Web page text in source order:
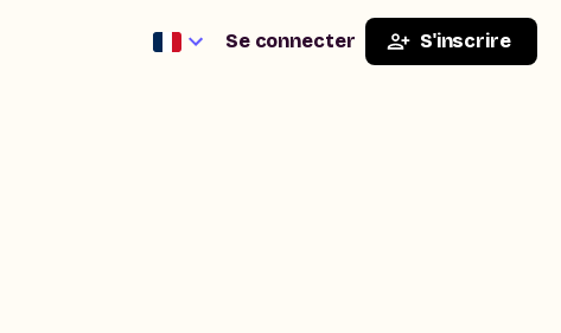
Se connecter S'inscrire